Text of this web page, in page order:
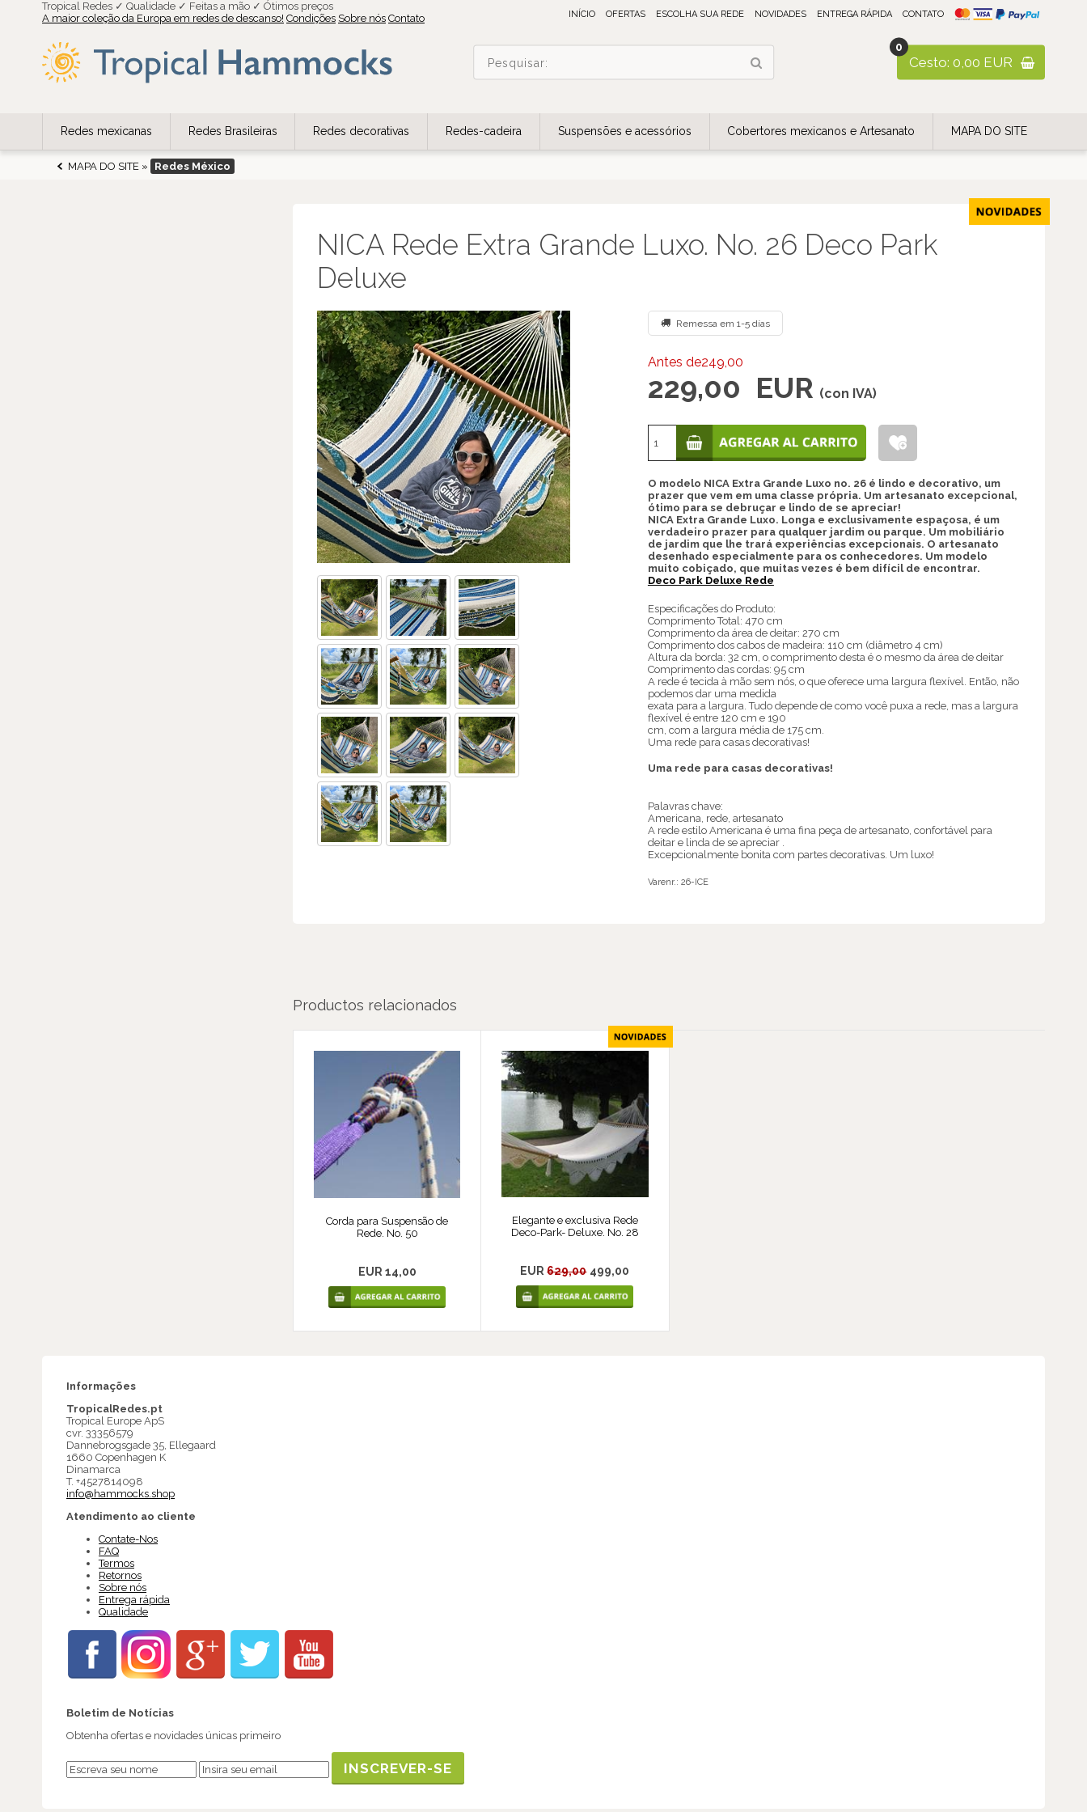
Tropical Redes ✓ Qualidade ✓ Feitas a mão ✓ Ótimos preços
A maior coleção da Europa em redes de descanso! Condições Sobre nós Contato
0
Cesto: 0,00 EUR
INÍCIO OFERTAS ESCOLHA SUA REDE NOVIDADES ENTREGA RÁPIDA CONTATO
Redes mexicanas Redes Brasileiras Redes decorativas Redes-cadeira Suspensões e acessórios Cobertores mexicanos e Artesanato MAPA DO SITE
MAPA DO SITE » Redes México
NICA Rede Extra Grande Luxo. No. 26 Deco Park
Deluxe
Remessa em 1-5 días
Antes de249,00
229,00 EUR (con IVA)
O modelo NICA Extra Grande Luxo no. 26 é lindo e decorativo, um
prazer que vem em uma classe própria. Um artesanato excepcional,
ótimo para se debruçar e lindo de se apreciar!
NICA Extra Grande Luxo. Longa e exclusivamente espaçosa, é um
verdadeiro prazer para qualquer jardim ou parque. Um mobiliário
de jardim que lhe trará experiências excepcionais. O artesanato
desenhado especialmente para os conhecedores. Um modelo
muito cobiçado, que muitas vezes é bem difícil de encontrar.
Deco Park Deluxe Rede
Especificações do Produto:
Comprimento Total: 470 cm
Comprimento da área de deitar: 270 cm
Comprimento dos cabos de madeira: 110 cm (diâmetro 4 cm)
Altura da borda: 32 cm, o comprimento desta é o mesmo da área de deitar
Comprimento das cordas: 95 cm
A rede é tecida à mão sem nós, o que oferece uma largura flexível. Então, não
podemos dar uma medida
exata para a largura. Tudo depende de como você puxa a rede, mas a largura
flexível é entre 120 cm e 190
cm, com a largura média de 175 cm.
Uma rede para casas decorativas!
Uma rede para casas decorativas!
Palavras chave:
Americana, rede, artesanato
A rede estilo Americana é uma fina peça de artesanato, confortável para
deitar e linda de se apreciar .
Excepcionalmente bonita com partes decorativas. Um luxo!
Varenr.: 26-ICE
Productos relacionados
Corda para Suspensão de
Rede. No. 50
EUR 14,00
Elegante e exclusiva Rede
Deco-Park- Deluxe. No. 28
EUR629,00 499,00
Informações
TropicalRedes.pt
Tropical Europe ApS
cvr. 33356579
Dannebrogsgade 35, Ellegaard
1660 Copenhagen K
Dinamarca
T. +4527814098
info@hammocks.shop
Atendimento ao cliente
Contate-Nos
FAQ
Termos
Retornos
Sobre nós
Entrega rápida
Qualidade
Boletim de Notícias
Obtenha ofertas e novidades únicas primeiro